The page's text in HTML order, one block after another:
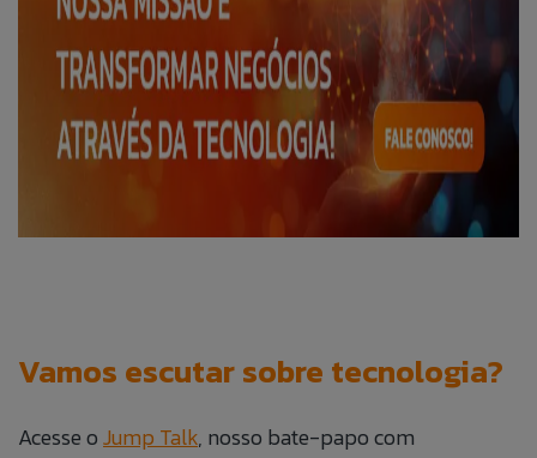
Vamos escutar sobre tecnologia?
Acesse oJump Talk, nosso bate-papo com